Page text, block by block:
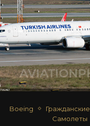
Boeing Гражданские
Самолеты